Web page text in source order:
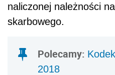
naliczonej należności
skarbowego.
Polecamy:
2018